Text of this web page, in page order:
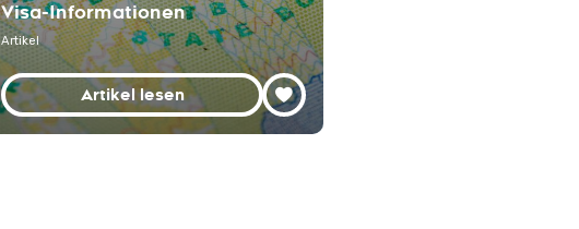
Visa-Informationen
Artikel
Artikel lesen